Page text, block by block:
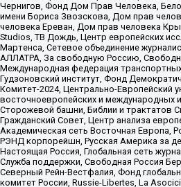
Чернигов, Фонд Дом Прав Человека,
имени Бориса Звозскова, Дом прав
человека Ереван, Дом прав человека
Studios, ТВ Дождь, Центр европейских
Мартенса, Сетевое объединение
АЛЛАТРА, За свободную Россию,
Международная федерация
Гудзоновский институт, Фонд
Комитет-2024, Центрально-Европейский
восточноевропейских и международных
Сторожевой башни, Библии и трактатов
Гражданский Совет, Центр анализа
Академическая сеть Восточная Европа,
РЭНД корпорейшн, Русская Америка за
Настоящая Россия, Глобальная сеть
Служба поддержки, Свободная Россия
Северный Рейн-Вестфалия, Фонд
комитет России, Russie-Libertes, La